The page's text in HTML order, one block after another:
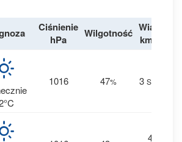
Ciśnienie
hPa
Wilgotność Wiatr
km/h
1016 47% 3 SSE
4